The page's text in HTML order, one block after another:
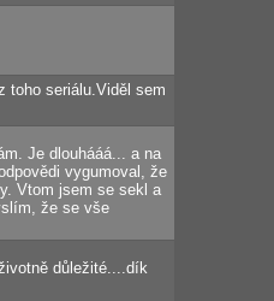
toho seriálu.Viděl sem
Je dlouhááá... a na
vygumoval, že
Vtom jsem se sekl a
že se vše
důležité....dík